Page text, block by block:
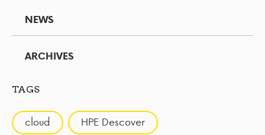
NEWS
ARCHIVES
TAGS
cloud HPE Descover